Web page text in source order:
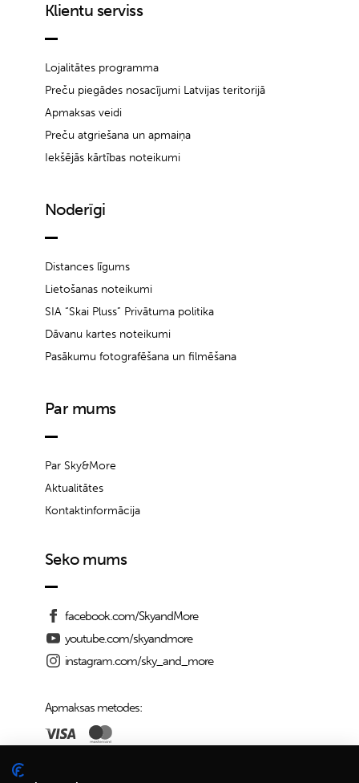
Klientu serviss
Lojalitātes programma
Preču piegādes nosacījumi Latvijas teritorijā
Apmaksas veidi
Preču atgriešana un apmaiņa
Iekšējās kārtības noteikumi
Noderīgi
Distances līgums
Lietošanas noteikumi
SIA “Skai Pluss” Privātuma politika
Dāvanu kartes noteikumi
Pasākumu fotografēšana un filmēšana
Par mums
Par Sky&More
Aktualitātes
Kontaktinformācija
Seko mums
facebook.com/SkyandMore
youtube.com/skyandmore
instagram.com/sky_and_more
Apmaksas metodes: